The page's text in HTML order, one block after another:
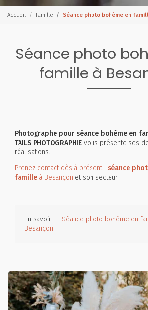
Accueil Famille Séance photo bohème en
Séance photo
famille à
Photographe pour séance bohème en
TAILS PHOTOGRAPHIE vous présente ses
réalisations.
Prenez contact dès à présent : séance
famille à Besançon et son secteur.
En savoir + : Séance photo bohème en
Besançon